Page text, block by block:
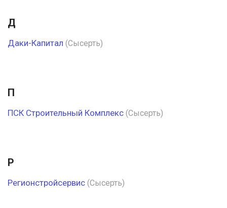
Д
Даки-Капитал (Сысерть)
П
ПСК Строительный Комплекс (Сысерть)
Р
Регионстройсервис (Сысерть)